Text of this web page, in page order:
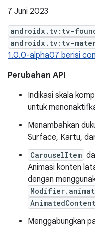
7 Juni 2023
androidx.tv:tv-
androidx.tv:tv-
1.0.0-alpha07 berisi
Perubahan API
Indikasi skala
untuk
Menambahkan
Surface, Kartu,
CarouselItem
Animasi konten
dengan
Menggabungkan